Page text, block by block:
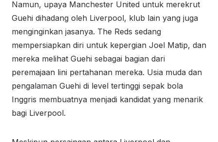
Namun, upaya Manchester United untuk merekrut
Guehi dihadang oleh Liverpool, klub lain yang juga
menginginkan jasanya. The Reds sedang
mempersiapkan diri untuk kepergian Joel Matip, dan
mereka melihat Guehi sebagai bagian dari
peremajaan lini pertahanan mereka. Usia muda dan
pengalaman Guehi di level tertinggi sepak bola
Inggris membuatnya menjadi kandidat yang menarik
bagi Liverpool.